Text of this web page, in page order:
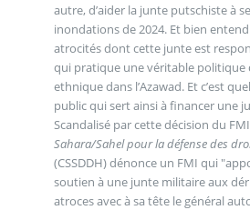
autre, d’aider la junte putschiste à
inondations de 2024. Et bien
atrocités dont cette junte est
qui pratique une véritable politique
ethnique dans l’Azawad. Et c’est
public qui sert ainsi à financer une
Scandalisé par cette décision du
Sahara/Sahel pour la défense des
(CSSDDH) dénonce un FMI qui
soutien à une junte militaire aux
atroces avec à sa tête le général